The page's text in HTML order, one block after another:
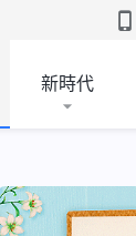
新時代